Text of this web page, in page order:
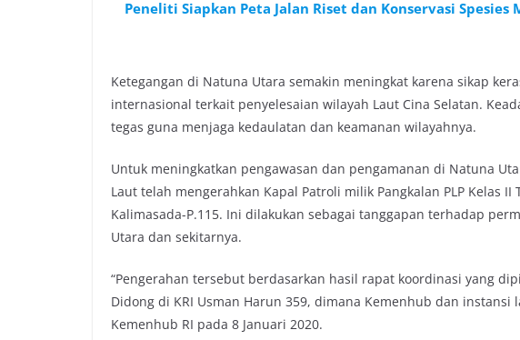
Peneliti Siapkan Peta Jalan Riset dan Konservasi
Ketegangan di Natuna Utara semakin meningkat karena sikap
internasional terkait penyelesaian wilayah Laut Cina Selatan.
tegas guna menjaga kedaulatan dan keamanan wilayahnya.
Untuk meningkatkan pengawasan dan pengamanan di Natuna
Laut telah mengerahkan Kapal Patroli milik Pangkalan PLP Kelas
Kalimasada-P.115. Ini dilakukan sebagai tanggapan terhadap
Utara dan sekitarnya.
“Pengerahan tersebut berdasarkan hasil rapat koordinasi yang
Didong di KRI Usman Harun 359, dimana Kemenhub dan
Kemenhub RI pada 8 Januari 2020.